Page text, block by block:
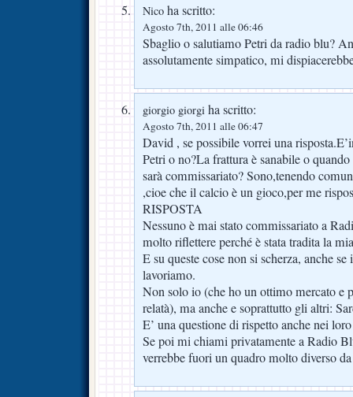
Nico ha scritto:
Agosto 7th, 2011 alle 06:46
Sbaglio o salutiamo Petri da radio blu?
assolutamente simpatico, mi
giorgio giorgi ha scritto:
Agosto 7th, 2011 alle 06:47
David , se possibile vorrei una
Petri o no?La frattura è sanabile o
sarà commissariato? Sono,tenendo
,cioe che il calcio è un gioco,per me
RISPOSTA
Nessuno è mai stato commissariato a
molto riflettere perché è stata tradita la
E su queste cose non si scherza, anche
lavoriamo.
Non solo io (che ho un ottimo mercato e
relatà), ma anche e soprattutto gli altri:
E’ una questione di rispetto anche nei
Se poi mi chiami privatamente a Radio
verrebbe fuori un quadro molto diverso